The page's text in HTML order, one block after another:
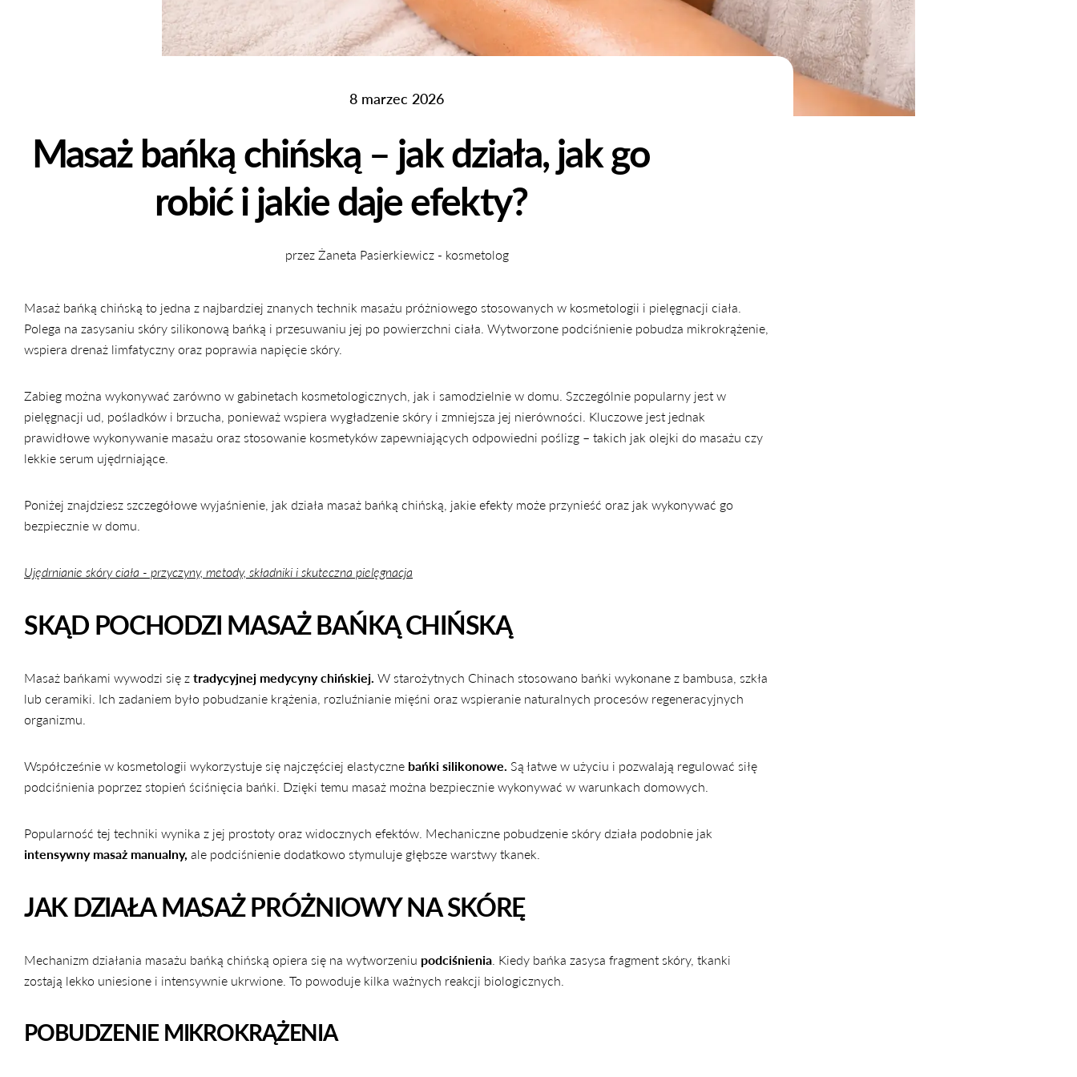
8 marzec 2026
Masaż bańką chińską – jak działa, jak go
robić i jakie daje efekty?
przez Żaneta Pasierkiewicz - kosmetolog
Masaż bańką chińską to jedna z najbardziej znanych technik masażu próżniowego stosowanych w kosmetologii i pielęgnacji ciała.
Polega na zasysaniu skóry silikonową bańką i przesuwaniu jej po powierzchni ciała. Wytworzone podciśnienie pobudza mikrokrążenie,
wspiera drenaż limfatyczny oraz poprawia napięcie skóry.
Zabieg można wykonywać zarówno w gabinetach kosmetologicznych, jak i samodzielnie w domu. Szczególnie popularny jest w
pielęgnacji ud, pośladków i brzucha, ponieważ wspiera wygładzenie skóry i zmniejsza jej nierówności. Kluczowe jest jednak
prawidłowe wykonywanie masażu oraz stosowanie kosmetyków zapewniających odpowiedni poślizg – takich jak olejki do masażu czy
lekkie serum ujędrniające.
Poniżej znajdziesz szczegółowe wyjaśnienie, jak działa masaż bańką chińską, jakie efekty może przynieść oraz jak wykonywać go
bezpiecznie w domu.
Ujędrnianie skóry ciała - przyczyny, metody, składniki i skuteczna pielęgnacja
SKĄD POCHODZI MASAŻ BAŃKĄ CHIŃSKĄ
Masaż bańkami wywodzi się z tradycyjnej medycyny chińskiej. W starożytnych Chinach stosowano bańki wykonane z bambusa, szkła
lub ceramiki. Ich zadaniem było pobudzanie krążenia, rozluźnianie mięśni oraz wspieranie naturalnych procesów regeneracyjnych
organizmu.
Współcześnie w kosmetologii wykorzystuje się najczęściej elastyczne bańki silikonowe. Są łatwe w użyciu i pozwalają regulować siłę
podciśnienia poprzez stopień ściśnięcia bańki. Dzięki temu masaż można bezpiecznie wykonywać w warunkach domowych.
Popularność tej techniki wynika z jej prostoty oraz widocznych efektów. Mechaniczne pobudzenie skóry działa podobnie jak
intensywny masaż manualny, ale podciśnienie dodatkowo stymuluje głębsze warstwy tkanek.
JAK DZIAŁA MASAŻ PRÓŻNIOWY NA SKÓRĘ
Mechanizm działania masażu bańką chińską opiera się na wytworzeniu podciśnienia . Kiedy bańka zasysa fragment skóry, tkanki
zostają lekko uniesione i intensywnie ukrwione. To powoduje kilka ważnych reakcji biologicznych.
POBUDZENIE MIKROKRĄŻENIA